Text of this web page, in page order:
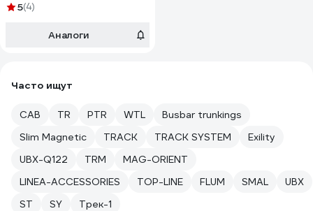
5(4)
Аналоги
Часто ищут
CAB TR PTR WTL
Busbar trunkings
Slim Magnetic
TRACK TRACK SYSTEM
Exility
UBX-Q122
TRM
MAG-ORIENT
LINEA-ACCESSORIES
TOP-LINE FLUM SMAL
UBX
ST
SY Трек-1